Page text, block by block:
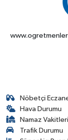
Nöbetçi
Hava Durumu
Namaz Vakitleri
Trafik Durumu